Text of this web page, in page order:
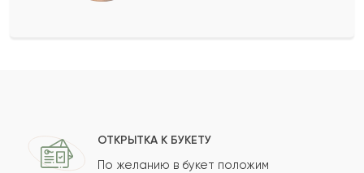
Ваш e-mailОТКРЫТКА К БУКЕТУ
По желанию в букет положим